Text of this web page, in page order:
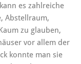
es zahlreiche
Abstellraum,
zu glauben,
vor allem der
konnte man sie